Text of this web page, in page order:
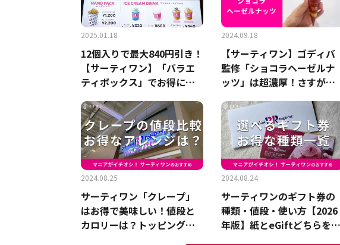
2025.01.18
12個入りで最大840円引き！
【サーティワン】「バラエ
ティボックス」でお得にア
2024.09.18
【サーティワン】ゴディバ
監修「ショコラヘーゼルナ
ッツ」は超濃厚！さすがの
2024.08.25
サーティワン「クレープ」
はお得で美味しい！値段と
カロリーは？トッピング別
2024.08.24
サーティワンのギフト券の
種類・値段・使い方【2026
年版】紙とeGiftどちらを選